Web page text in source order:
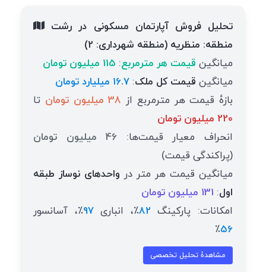
تحلیل فروش آپارتمان مسکونی در رشت
منطقه: منظریه (منطقه شهرداری: 2)
میانگین قیمت هر مترمربع: 115 میلیون تومان
میانگین قیمت کل ملک: 16.7 میلیارد تومان
بازهٔ قیمت هر مترمربع از 38 میلیون تومان
تا
220 میلیون تومان
انحراف معیار قیمت‌ها: 46 میلیون تومان
(پراکندگی قیمت)
میانگین قیمت هر متر در واحدهای نوساز طبقه
اول: 131 میلیون تومان
امکانات: پارکینگ 82٪، انباری97٪، آسانسور
56٪
مشاهدهٔ تحلیل تخصصی